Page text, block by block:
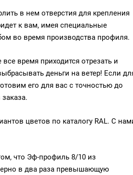
в нем отверстия для крепления
к вам, имея специальные
во время производства профиля.
время приходится отрезать и
деньги на ветер! Если
его для вас с точностью до
цветов по каталогу RAL. С
что Эф-профиль 8/10 из
в два раза превышающую